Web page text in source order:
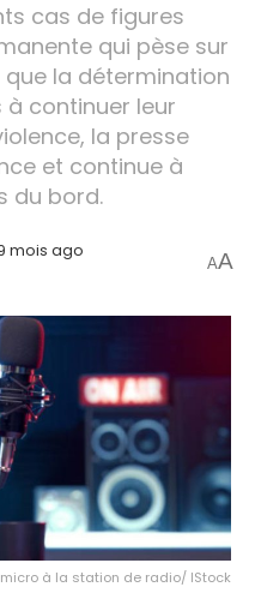
cas de figures
qui pèse sur
que la détermination
continuer leur
la presse
et continue à
du bord.
mois ago
AA
à la station de radio/ IStock